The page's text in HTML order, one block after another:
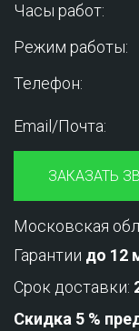
Часы работ:
Режим работы:
Телефон:
Email/Почта:
ЗАКАЗАТЬ
Московская
Гарантии до 12
Срок доставки:
Скидка 5 %